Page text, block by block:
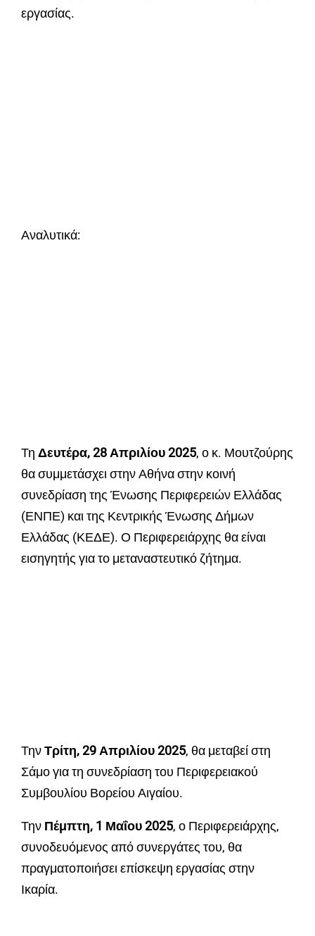
εργασίας.
Αναλυτικά:
Τη Δευτέρα, 28 Απριλίου 2025, ο κ. Μουτζούρης
θα συμμετάσχει στην Αθήνα στην κοινή
συνεδρίαση της Ένωσης Περιφερειών Ελλάδας
(ΕΝΠΕ) και της Κεντρικής Ένωσης Δήμων
Ελλάδας (ΚΕΔΕ). Ο Περιφερειάρχης θα είναι
εισηγητής για το μεταναστευτικό ζήτημα.
ΤηνΤρίτη, 29 Απριλίου 2025, θα μεταβεί στη
Σάμο για τη συνεδρίαση του Περιφερειακού
Συμβουλίου Βορείου Αιγαίου.
Την Πέμπτη, 1 Μαΐου 2025, ο Περιφερειάρχης,
συνοδευόμενος από συνεργάτες του, θα
πραγματοποιήσει επίσκεψη εργασίας στην
Ικαρία.